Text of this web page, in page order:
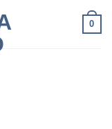
0